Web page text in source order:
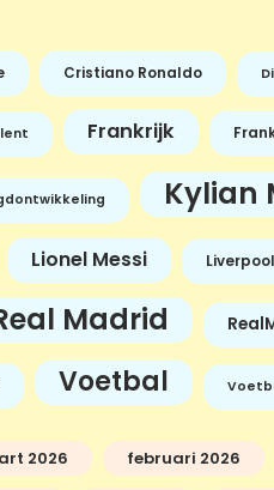
Cristiano Ronaldo
Frankrijk
Kylian
Lionel Messi Liverpool
Madrid
Voetbal
2026 februari 2026